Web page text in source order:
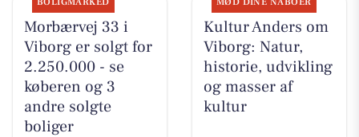
Morbærvej 33 i
Viborg er solgt for
2.250.000 - se
køberen og 3
andre solgte
boliger
Kultur Anders om
Viborg: Natur,
historie, udvikling
og masser af
kultur